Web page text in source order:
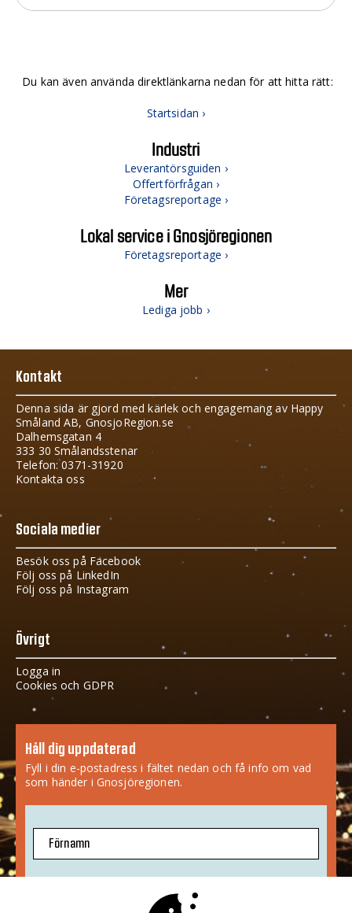
Du kan även använda direktlänkarna nedan för att hitta rätt:
Startsidan ›
Industri
Leverantörsguiden ›
Offertförfrågan ›
Företagsreportage ›
Lokal service i Gnosjöregionen
Företagsreportage ›
Mer
Lediga jobb ›
Kontakt
Denna sida är gjord med kärlek och engagemang av Happy
Småland AB, GnosjoRegion.se
Dalhemsgatan 4
333 30 Smålandsstenar
Telefon: 0371-31920
Kontakta oss
Sociala medier
Besök oss på Facebook
Följ oss på LinkedIn
Följ oss på Instagram
Övrigt
Logga in
Cookies och GDPR
Håll dig uppdaterad
Fyll i din e-postadress i fältet nedan och få info om vad
som händer i Gnosjöregionen.
Förnamn